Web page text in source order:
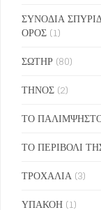
ΣΥΝΟΔΙΑ
ΟΡΟΣ (1)
ΣΩΤΗΡ (80)
ΤΗΝΟΣ (2)
ΤΟ
ΤΟ ΠΕΡΙΒΟΛΙ
ΤΡΟΧΑΛΙΑ (3)
ΥΠΑΚΟΗ (1)